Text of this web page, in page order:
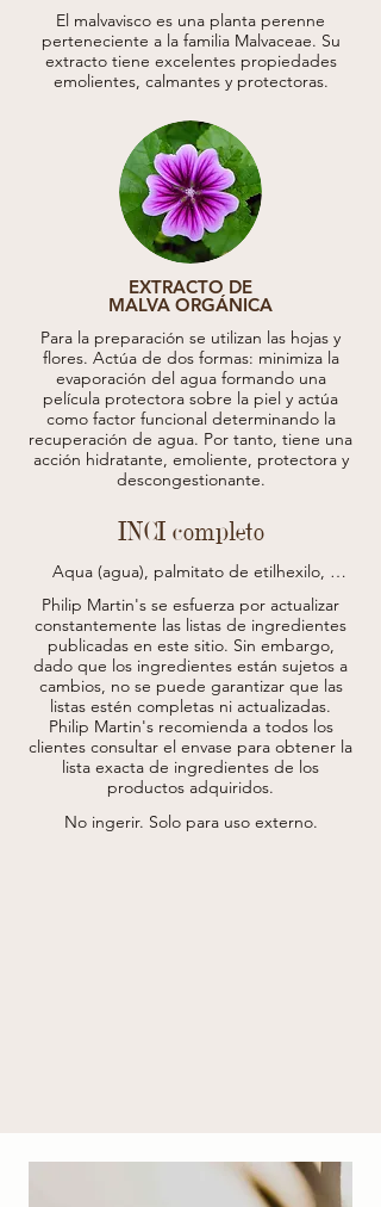
El malvavisco es una planta perenne
perteneciente a la familia Malvaceae. Su
extracto tiene excelentes propiedades
emolientes, calmantes y protectoras.
EXTRACTO DE
MALVA ORGÁNICA
Para la preparación se utilizan las hojas y
flores. Actúa de dos formas: minimiza la
evaporación del agua formando una
película protectora sobre la piel y actúa
como factor funcional determinando la
recuperación de agua. Por tanto, tiene una
acción hidratante, emoliente, protectora y
descongestionante.
INCI completo
Aqua (agua), palmitato de etilhexilo,
hidroxietilo/sodio
copolímero de taurato de acriloildimetilo,
isononanoato de cetearilo, polisorbato 60,
isohexadecano, betaína, alcohol bencílico,
eritrulosa, perfume (fragancia) troxerutina,
metabisulfito de sodio, poliacrilato de sodio,
acetato de tocoferilo, ácido salicílico,
hialuronato de sodio, rostromelo, fitato de
sodio, estearato de magnesio, ácido sórbico
.
* procedente de agricultura ecológica
Philip Martin's se esfuerza por actualizar
constantemente las listas de ingredientes
publicadas en este sitio. Sin embargo,
dado que los ingredientes están sujetos a
cambios, no se puede garantizar que las
listas estén completas ni actualizadas.
Philip Martin's recomienda a todos los
clientes consultar el envase para obtener la
lista exacta de ingredientes de los
productos adquiridos.
No ingerir. Solo para uso externo.